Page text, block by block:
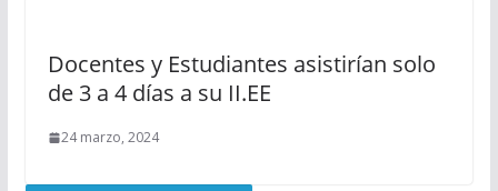
Docentes y Estudiantes asistirían solo
de 3 a 4 días a su II.EE
24 marzo, 2024